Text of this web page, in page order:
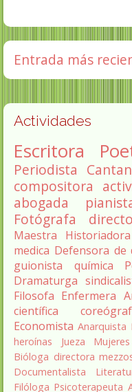
Entrada más
Actividades
Escritora
Periodista
compositora
abogada
Fotógrafa
Maestra
Historiadora
medica Defensora de
guionista
química
Dramaturga
Filosofa Enfermera
científica
Economista Anarquista
heroínas
Jueza
Bióloga directora
Documentalista
Filóloga Psicoterapeuta